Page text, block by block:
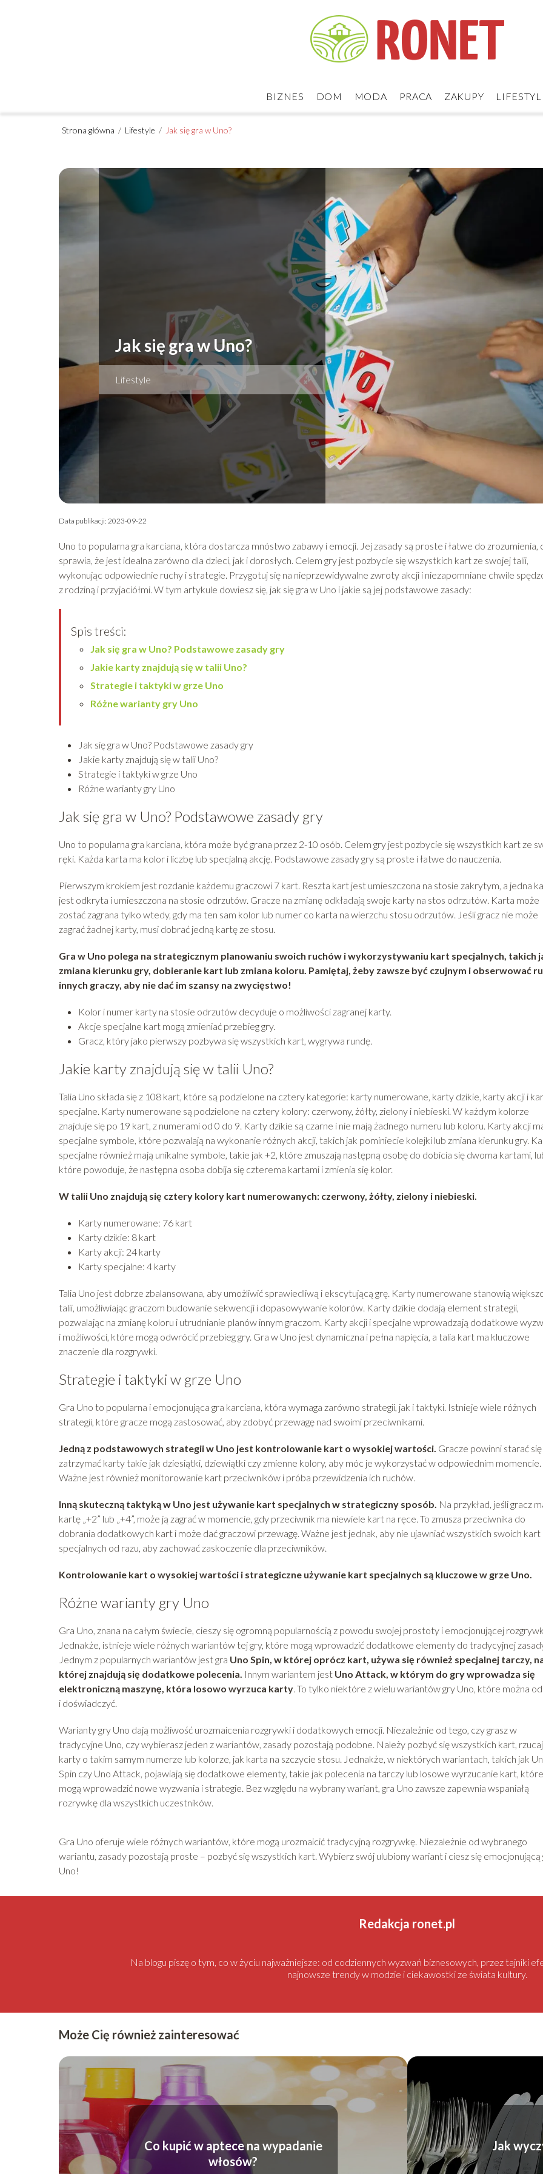
BIZNES DOM MODA PRACA ZAKUPY
Strona główna / Lifestyle / Jak się gra w Uno?
Jak się gra w Uno?
Lifestyle
Data publikacji: 2023-09-22
Uno to popularna gra karciana, która dostarcza mnóstwo zabawy i emocji. Jej zasady są proste i łatwe do zrozumienia,
sprawia, że jest idealna zarówno dla dzieci, jak i dorosłych. Celem gry jest pozbycie się wszystkich kart ze swojej talii,
wykonując odpowiednie ruchy i strategie. Przygotuj się na nieprzewidywalne zwroty akcji i niezapomniane chwile
z rodziną i przyjaciółmi. W tym artykule dowiesz się, jak się gra w Uno i jakie są jej podstawowe zasady:
Spis treści:
Jak się gra w Uno? Podstawowe zasady gry
Jakie karty znajdują się w talii Uno?
Strategie i taktyki w grze Uno
Różne warianty gry Uno
Jak się gra w Uno? Podstawowe zasady gry
Jakie karty znajdują się w talii Uno?
Strategie i taktyki w grze Uno
Różne warianty gry Uno
Jak się gra w Uno? Podstawowe zasady gry
Uno to popularna gra karciana, która może być grana przez 2-10 osób. Celem gry jest pozbycie się wszystkich kart ze
ręki. Każda karta ma kolor i liczbę lub specjalną akcję. Podstawowe zasady gry są proste i łatwe do nauczenia.
Pierwszym krokiem jest rozdanie każdemu graczowi 7 kart. Reszta kart jest umieszczona na stosie zakrytym, a jedna
jest odkryta i umieszczona na stosie odrzutów. Gracze na zmianę odkładają swoje karty na stos odrzutów. Karta może
zostać zagrana tylko wtedy, gdy ma ten sam kolor lub numer co karta na wierzchu stosu odrzutów. Jeśli gracz nie może
zagrać żadnej karty, musi dobrać jedną kartę ze stosu.
Gra w Uno polega na strategicznym planowaniu swoich ruchów i wykorzystywaniu kart specjalnych, takich
zmiana kierunku gry, dobieranie kart lub zmiana koloru. Pamiętaj, żeby zawsze być czujnym i obserwować
innych graczy, aby nie dać im szansy na zwycięstwo!
Kolor i numer karty na stosie odrzutów decyduje o możliwości zagranej karty.
Akcje specjalne kart mogą zmieniać przebieg gry.
Gracz, który jako pierwszy pozbywa się wszystkich kart, wygrywa rundę.
Jakie karty znajdują się w talii Uno?
Talia Uno składa się z 108 kart, które są podzielone na cztery kategorie: karty numerowane, karty dzikie, karty akcji i
specjalne. Karty numerowane są podzielone na cztery kolory: czerwony, żółty, zielony i niebieski. W każdym kolorze
znajduje się po 19 kart, z numerami od 0 do 9. Karty dzikie są czarne i nie mają żadnego numeru lub koloru. Karty akcji
specjalne symbole, które pozwalają na wykonanie różnych akcji, takich jak pominiecie kolejki lub zmiana kierunku gry.
specjalne również mają unikalne symbole, takie jak +2, które zmuszają następną osobę do dobicia się dwoma kartami,
które powoduje, że następna osoba dobija się czterema kartami i zmienia się kolor.
W talii Uno znajdują się cztery kolory kart numerowanych: czerwony, żółty, zielony i niebieski.
Karty numerowane: 76 kart
Karty dzikie: 8 kart
Karty akcji: 24 karty
Karty specjalne: 4 karty
Talia Uno jest dobrze zbalansowana, aby umożliwić sprawiedliwą i ekscytującą grę. Karty numerowane stanowią
talii, umożliwiając graczom budowanie sekwencji i dopasowywanie kolorów. Karty dzikie dodają element strategii,
pozwalając na zmianę koloru i utrudnianie planów innym graczom. Karty akcji i specjalne wprowadzają dodatkowe
i możliwości, które mogą odwrócić przebieg gry. Gra w Uno jest dynamiczna i pełna napięcia, a talia kart ma kluczowe
znaczenie dla rozgrywki.
Strategie i taktyki w grze Uno
Gra Uno to popularna i emocjonująca gra karciana, która wymaga zarówno strategii, jak i taktyki. Istnieje wiele różnych
strategii, które gracze mogą zastosować, aby zdobyć przewagę nad swoimi przeciwnikami.
Jedną z podstawowych strategii w Uno jest kontrolowanie kart o wysokiej wartości. Gracze powinni starać się
zatrzymać karty takie jak dziesiątki, dziewiątki czy zmienne kolory, aby móc je wykorzystać w odpowiednim momencie.
Ważne jest również monitorowanie kart przeciwników i próba przewidzenia ich ruchów.
Inną skuteczną taktyką w Uno jest używanie kart specjalnych w strategiczny sposób. Na przykład, jeśli gracz
kartę „+2” lub „+4”, może ją zagrać w momencie, gdy przeciwnik ma niewiele kart na ręce. To zmusza przeciwnika do
dobrania dodatkowych kart i może dać graczowi przewagę. Ważne jest jednak, aby nie ujawniać wszystkich swoich kart
specjalnych od razu, aby zachować zaskoczenie dla przeciwników.
Kontrolowanie kart o wysokiej wartości i strategiczne używanie kart specjalnych są kluczowe w grze Uno.
Różne warianty gry Uno
Gra Uno, znana na całym świecie, cieszy się ogromną popularnością z powodu swojej prostoty i emocjonującej
Jednakże, istnieje wiele różnych wariantów tej gry, które mogą wprowadzić dodatkowe elementy do tradycyjnej
Jednym z popularnych wariantów jest gra Uno Spin, w której oprócz kart, używa się również specjalnej tarczy,
której znajdują się dodatkowe polecenia. Innym wariantem jest Uno Attack, w którym do gry wprowadza się
elektroniczną maszynę, która losowo wyrzuca karty. To tylko niektóre z wielu wariantów gry Uno, które można
i doświadczyć.
Warianty gry Uno dają możliwość urozmaicenia rozgrywki i dodatkowych emocji. Niezależnie od tego, czy grasz w
tradycyjne Uno, czy wybierasz jeden z wariantów, zasady pozostają podobne. Należy pozbyć się wszystkich kart,
karty o takim samym numerze lub kolorze, jak karta na szczycie stosu. Jednakże, w niektórych wariantach, takich jak
Spin czy Uno Attack, pojawiają się dodatkowe elementy, takie jak polecenia na tarczy lub losowe wyrzucanie kart, które
mogą wprowadzić nowe wyzwania i strategie. Bez względu na wybrany wariant, gra Uno zawsze zapewnia wspaniałą
rozrywkę dla wszystkich uczestników.
Gra Uno oferuje wiele różnych wariantów, które mogą urozmaicić tradycyjną rozgrywkę. Niezależnie od wybranego
wariantu, zasady pozostają proste – pozbyć się wszystkich kart. Wybierz swój ulubiony wariant i ciesz się emocjonującą
Uno!
Redakcja ronet.pl
Na blogu piszę o tym, co w życiu najważniejsze: od codziennych wyzwań biznesowych, przez tajniki
najnowsze trendy w modzie i ciekawostki ze świata kultury.
Może Cię również zainteresować
Co kupić w aptece na wypadanie
włosów?
Jak